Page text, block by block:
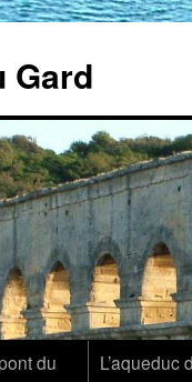
Gard
du
L’aqueduc